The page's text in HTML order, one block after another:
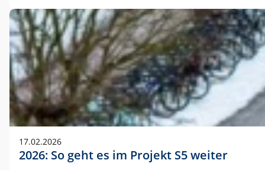
17.02.2026
2026: So geht es im Projekt S5 weiter